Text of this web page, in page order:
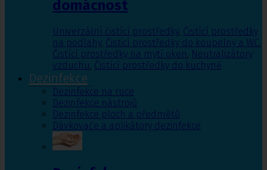
domácnost
Univerzální čistící prostředky, Čistící prostředky
na podlahy, Čisticí prostředky do koupelny a WC,
Čistící prostředky na mytí oken, Neutralizátory
vzduchu, Čistící prostředky do kuchyně
Dezinfekce
Dezinfekce na ruce
Dezinfekce nástrojů
Dezinfekce ploch a předmětů
Dávkovače a aplikátory dezinfekce